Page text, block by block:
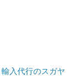
輸入代行のスガヤ